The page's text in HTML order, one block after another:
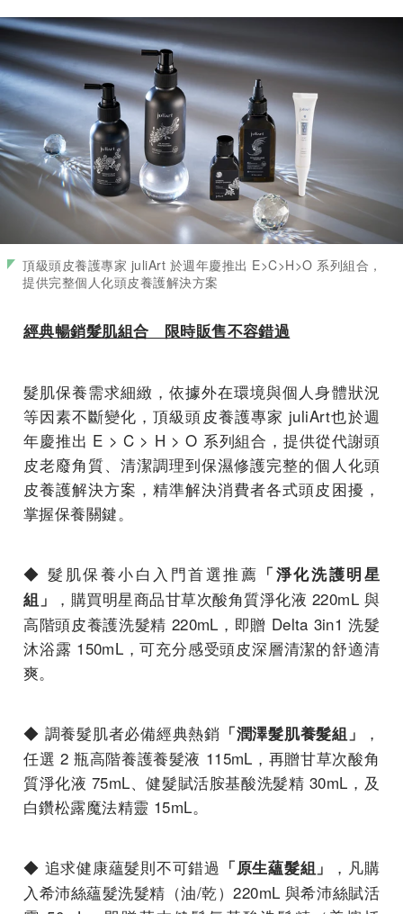
頂級頭皮養護專家 juliArt 於週年慶推出 E>C>H>O 系列組合，
提供完整個人化頭皮養護解決方案
經典暢銷髮肌組合 限時販售不容錯過
髮肌保養需求細緻，依據外在環境與個人身體狀況
等因素不斷變化，頂級頭皮養護專家 juliArt也於週
年慶推出 E > C > H > O 系列組合，提供從代謝頭
皮老廢角質、清潔調理到保濕修護完整的個人化頭
皮養護解決方案，精準解決消費者各式頭皮困擾，
掌握保養關鍵。
◆ 髮肌保養小白入門首選推薦 「淨化洗護明星
組」
，購買明星商品甘草次酸角質淨化液 220mL 與
高階頭皮養護洗髮精 220mL，即贈 Delta 3in1 洗髮
沐浴露 150mL，可充分感受頭皮深層清潔的舒適清
爽。
◆ 調養髮肌者必備經典熱銷 「潤澤髮肌養髮組」
，
任選 2 瓶高階養護養髮液 115mL，再贈甘草次酸角
質淨化液 75mL、健髮賦活胺基酸洗髮精 30mL，及
白鑽松露魔法精靈 15mL。
◆ 追求健康蘊髮則不可錯過 「原生蘊髮組」
，凡購
入希沛絲蘊髮洗髮精（油/乾）220mL 與希沛絲賦活